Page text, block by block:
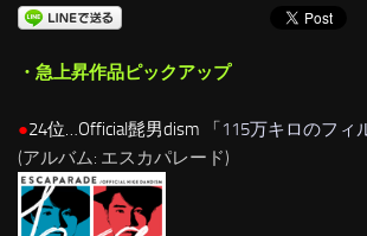
・急上昇作品ピックアップ
●24位…Official髭男dism 「115万キロのフィ
(アルバム: エスカパレード)